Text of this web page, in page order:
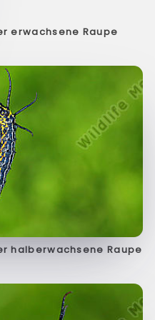
erwachsene Raupe
halberwachsene Raupe